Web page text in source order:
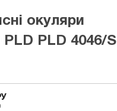
окуляри
PLD PLD 4046/S